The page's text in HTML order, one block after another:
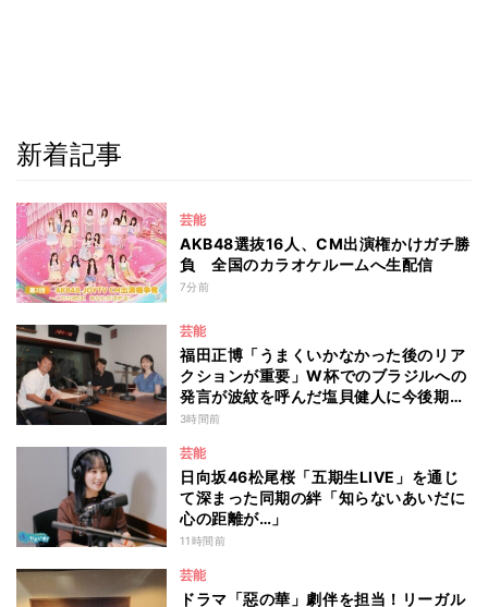
新着記事
芸能
AKB48選抜16人、CM出演権かけガチ勝
負 全国のカラオケルームへ生配信
7分前
芸能
福田正博「うまくいかなかった後のリア
クションが重要」W杯でのブラジルへの
発言が波紋を呼んだ塩貝健人に今後期待
することは？
3時間前
芸能
日向坂46松尾桜「五期生LIVE」を通じ
て深まった同期の絆「知らないあいだに
心の距離が…」
11時間前
芸能
ドラマ「惡の華」劇伴を担当！リーガル